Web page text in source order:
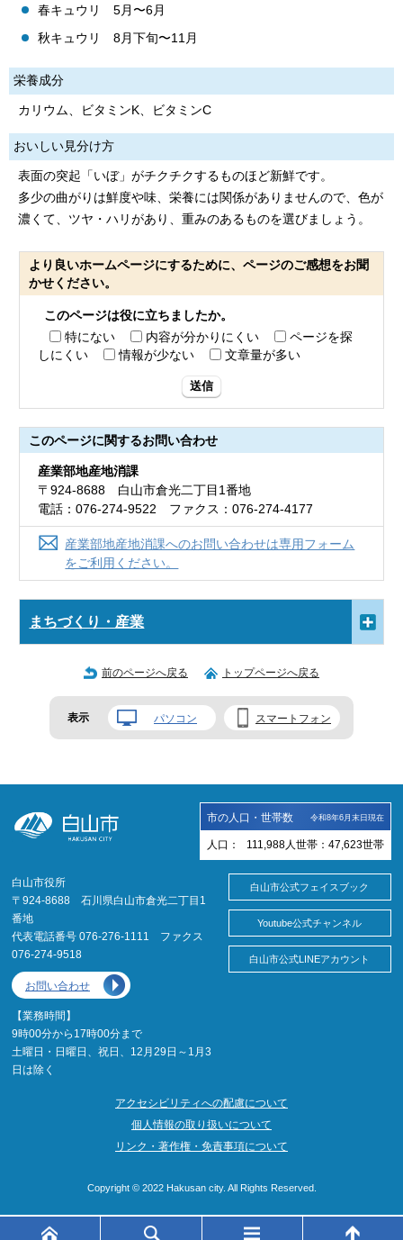
春キュウリ 5月〜6月
秋キュウリ 8月下旬〜11月
栄養成分
カリウム、ビタミンK、ビタミンC
おいしい見分け方
表面の突起「いぼ」がチクチクするものほど新鮮です。
多少の曲がりは鮮度や味、栄養には関係がありませんので、色が
濃くて、ツヤ・ハリがあり、重みのあるものを選びましょう。
より良いホームページにするために、ページのご感想をお聞
かせください。
このページは役に立ちましたか。
特にない
内容が分かりにくい
ページを探
しにくい
情報が少ない 文章量が多い
送信
このページに関するお問い合わせ
産業部地産地消課
〒924-8688 白山市倉光二丁目1番地
電話：076-274-9522 ファクス：076-274-4177
産業部地産地消課へのお問い合わせは専用フォーム
をご利用ください。
まちづくり・産業
前のページへ戻る トップページへ戻る
表示 パソコン スマートフォン
市の人口・世帯数 令和8年6月末日現在
人口： 111,988 人 世帯： 47,623世帯
白山市役所
〒924-8688 石川県白山市倉光二丁目1
番地
代表電話番号 076-276-1111 ファクス
076-274-9518
お問い合わせ
【業務時間】
9時00分から17時00分まで
土曜日・日曜日、祝日、12月29日～1月3
日は除く
白山市公式フェイスブック
Youtube公式チャンネル
白山市公式LINEアカウント
アクセシビリティへの配慮について
個人情報の取り扱いについて
リンク・著作権・免責事項について
Copyright © 2022 Hakusan city. All Rights Reserved.